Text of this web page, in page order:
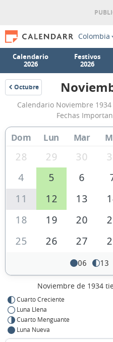
Colombia
Calendario
2026
Festivos
2026
Octubre
1934
Calendario Noviembre
Fechas
Dom Lun Mar
28 29 30
4
5 6
11
12 13
18
19 20
25
26 27
06 13
Noviembre de 1934
Cuarto Creciente
Luna Llena
Cuarto Menguante
Luna Nueva